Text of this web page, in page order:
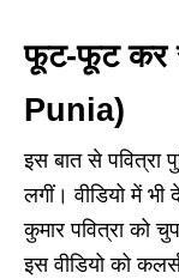
फूट-फूट कर
Punia)
इस बात से पवित्रा
लगीं। वीडियो में
कुमार पवित्रा को
इस वीडियो को